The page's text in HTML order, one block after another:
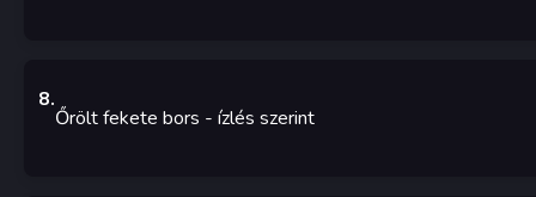
8.
Őrölt fekete bors - ízlés szerint